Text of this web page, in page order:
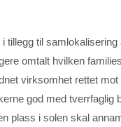
tillegg til
omtalt hvilken
virksomhet rettet
god med tverrfaglig
plass i solen skal